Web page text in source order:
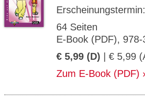
Erscheinungstermin:
64 Seiten
E-Book (PDF),
€ 5,99 (D) | € 5,99
Zum E-Book (PDF)